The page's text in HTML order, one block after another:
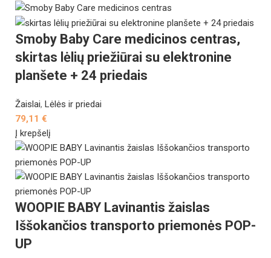
Smoby Baby Care medicinos centras,
skirtas lėlių priežiūrai su elektronine
planšete + 24 priedais
Žaislai, Lėlės ir priedai
79,11 €
Į krepšelį
WOOPIE BABY Lavinantis žaislas
Iššokančios transporto priemonės POP-
UP